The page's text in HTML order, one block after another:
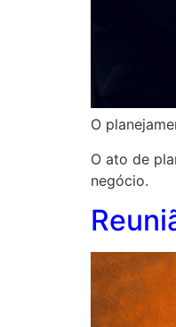
O
O ato de
negócio.